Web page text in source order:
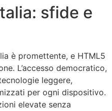
sfide e
è promettente, e HTML5
L’accesso democratico,
leggere,
per ogni dispositivo.
elevate senza